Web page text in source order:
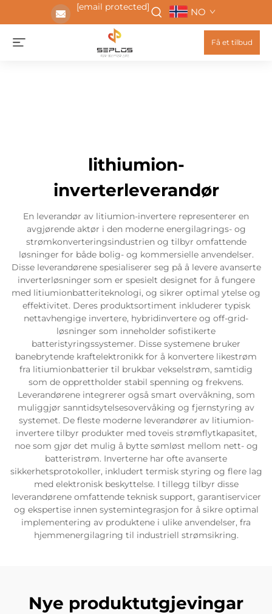
[email protected] NO
Få et tilbud
lithiumion-
inverterleverandør
En leverandør av litiumion-invertere representerer en
avgjørende aktør i den moderne energilagrings- og
strømkonverteringsindustrien og tilbyr omfattende
løsninger for både bolig- og kommersielle anvendelser.
Disse leverandørene spesialiserer seg på å levere avanserte
inverterløsninger som er spesielt designet for å fungere
med litiumionbatteriteknologi, og sikrer optimal ytelse og
effektivitet. Deres produktsortiment inkluderer typisk
nettavhengige invertere, hybridinvertere og off-grid-
løsninger som inneholder sofistikerte
batteristyringssystemer. Disse systemene bruker
banebrytende kraftelektronikk for å konvertere likestrøm
fra litiumionbatterier til brukbar vekselstrøm, samtidig
som de opprettholder stabil spenning og frekvens.
Leverandørene integrerer også smart overvåkning, som
muliggjør sanntidsytelsesovervåking og fjernstyring av
systemet. De fleste moderne leverandører av litiumion-
invertere tilbyr produkter med toveis strømflytkapasitet,
noe som gjør det mulig å bytte sømløst mellom nett- og
batteristrøm. Inverterne har ofte avanserte
sikkerhetsprotokoller, inkludert termisk styring og flere lag
med elektronisk beskyttelse. I tillegg tilbyr disse
leverandørene omfattende teknisk support, garantiservicer
og ekspertise innen systemintegrasjon for å sikre optimal
implementering av produktene i ulike anvendelser, fra
hjemmenergilagring til industriell strømsikring.
Nye produktutgjevingar